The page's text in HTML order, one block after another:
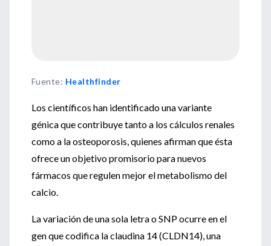
Fuente: Healthfinder
Los científicos han identificado una variante
génica que contribuye tanto a los cálculos renales
como a la osteoporosis, quienes afirman que ésta
ofrece un objetivo promisorio para nuevos
fármacos que regulen mejor el metabolismo del
calcio.
La variación de una sola letra o SNP ocurre en el
gen que codifica la claudina 14 (CLDN14), una